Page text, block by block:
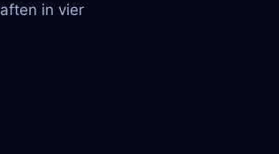
in vier